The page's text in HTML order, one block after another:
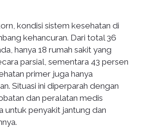
kondisi sistem kesehatan di
kehancuran. Dari total 36
hanya 18 rumah sakit yang
parsial, sementara 43 persen
primer juga hanya
Situasi ini diperparah dengan
dan peralatan medis
untuk penyakit jantung dan